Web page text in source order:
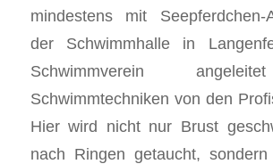
mindestens mit Seepferdchen-
der Schwimmhalle in
Schwimmverein
Schwimmtechniken von den
Hier wird nicht nur Brust
nach Ringen getaucht,